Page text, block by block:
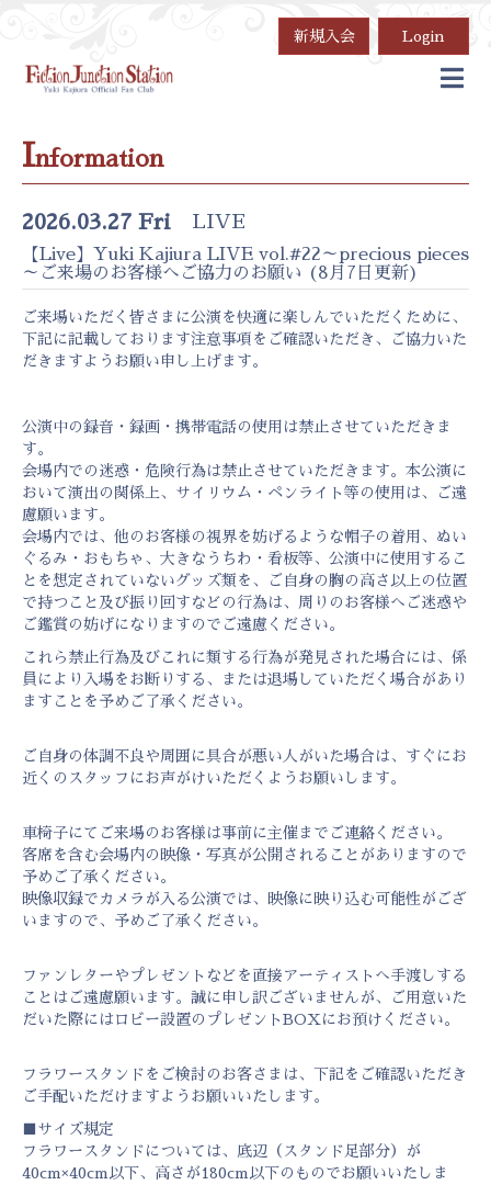
新規入会 Login
Information
2026.03.27 Fri LIVE
【Live】Yuki Kajiura LIVE vol.#22～precious pieces
～ご来場のお客様へご協力のお願い (8月7日更新)
ご来場いただく皆さまに公演を快適に楽しんでいただくために、
下記に記載しております注意事項をご確認いただき、ご協力いた
だきますようお願い申し上げます。
公演中の録音・録画・携帯電話の使用は禁止させていただきま
す。
会場内での迷惑・危険行為は禁止させていただきます。本公演に
おいて演出の関係上、サイリウム・ペンライト等の使用は、ご遠
慮願います。
会場内では、他のお客様の視界を妨げるような帽子の着用、ぬい
ぐるみ・おもちゃ、大きなうちわ・看板等、公演中に使用するこ
とを想定されていないグッズ類を、ご自身の胸の高さ以上の位置
で持つこと及び振り回すなどの行為は、周りのお客様へご迷惑や
ご鑑賞の妨げになりますのでご遠慮ください。
これら禁止行為及びこれに類する行為が発見された場合には、係
員により入場をお断りする、または退場していただく場合があり
ますことを予めご了承ください。
ご自身の体調不良や周囲に具合が悪い人がいた場合は、すぐにお
近くのスタッフにお声がけいただくようお願いします。
車椅子にてご来場のお客様は事前に主催までご連絡ください。
客席を含む会場内の映像・写真が公開されることがありますので
予めご了承ください。
映像収録でカメラが入る公演では、映像に映り込む可能性がござ
いますので、予めご了承ください。
ファンレターやプレゼントなどを直接アーティストへ手渡しする
ことはご遠慮願います。誠に申し訳ございませんが、ご用意いた
だいた際にはロビー設置のプレゼントBOXにお預けください。
フラワースタンドをご検討のお客さまは、下記をご確認いただき
ご手配いただけますようお願いいたします。
■サイズ規定
フラワースタンドについては、底辺（スタンド足部分）が
40cm×40cm以下、高さが180cm以下のものでお願いいたしま